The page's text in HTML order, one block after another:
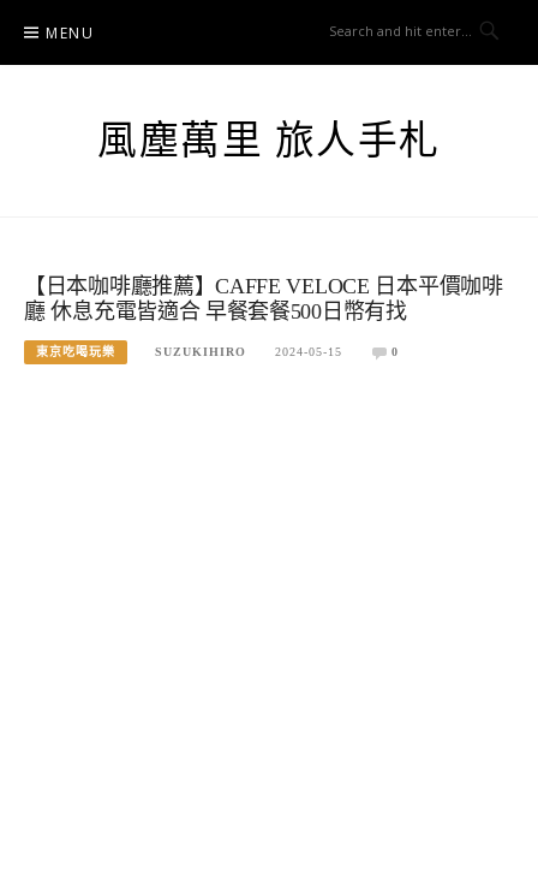
content
MENU
風塵萬里 旅人手札
【日本咖啡廳推薦】CAFFE VELOCE 日本平價咖啡
廳 休息充電皆適合 早餐套餐500日幣有找
東京吃喝玩樂 SUZUKIHIRO 2024-05-15 0